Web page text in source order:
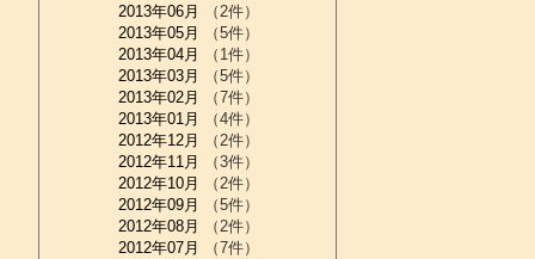
2013年06月
（2件）
2013年05月
（5件）
2013年04月
（1件）
2013年03月
（5件）
2013年02月
（7件）
2013年01月
（4件）
2012年12月
（2件）
2012年11月
（3件）
2012年10月
（2件）
2012年09月
（5件）
2012年08月
（2件）
2012年07月
（7件）